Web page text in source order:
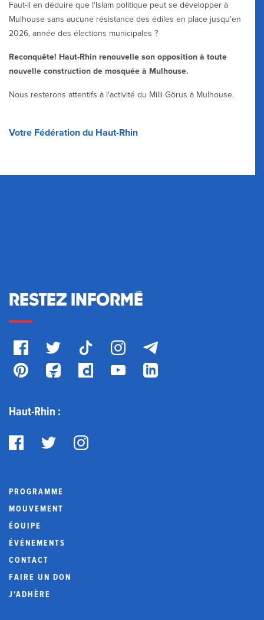
Faut-il en déduire que l'Islam politique peut se développer à
Mulhouse sans aucune résistance des édiles en place jusqu'en
2026, année des élections municipales ?
Reconquête! Haut-Rhin renouvelle son opposition à toute
nouvelle construction de mosquée à Mulhouse.
Nous resterons attentifs à l'activité du Milli Görus à Mulhouse.
Votre Fédération du Haut-Rhin
RESTEZ INFORMÉ
Haut-Rhin :
PROGRAMME
MOUVEMENT
ÉQUIPE
ÉVÉNEMENTS
CONTACT
FAIRE UN DON
J'ADHÈRE